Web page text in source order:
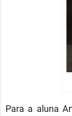
Para a aluna